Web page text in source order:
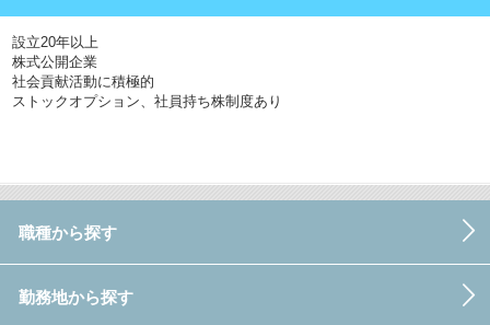
設立20年以上
株式公開企業
社会貢献活動に積極的
ストックオプション、社員持ち株制度あり
職種から探す
勤務地から探す